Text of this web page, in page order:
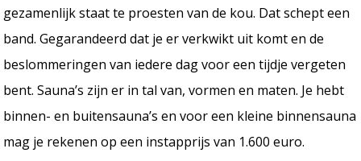
gezamenlijk staat te proesten van de kou. Dat schept een
band. Gegarandeerd dat je er verkwikt uit komt en de
beslommeringen van iedere dag voor een tijdje vergeten
bent. Sauna’s zijn er in tal van, vormen en maten. Je hebt
binnen- en buitensauna’s en voor een kleine binnensauna
mag je rekenen op een instapprijs van 1.600 euro.